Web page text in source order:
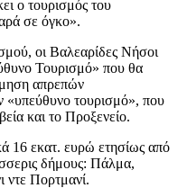
ο τουρισμός του
σε όγκο».
οι Βαλεαρίδες Νήσοι
Τουρισμό» που θα
απρεπών
«υπεύθυνο τουρισμό», που
και το Προξενείο.
16 εκατ. ευρώ ετησίως από
δήμους: Πάλμα,
ντε Πορτμανί.